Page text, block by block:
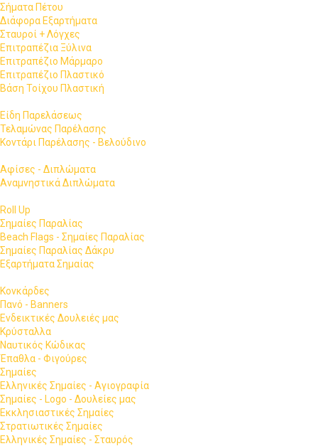
Σήματα Πέτου
Διάφορα Εξαρτήματα
Σταυροί + Λόγχες
Επιτραπέζια Ξύλινα
Επιτραπέζιο Μάρμαρο
Επιτραπέζιο Πλαστικό
Βάση Τοίχου Πλαστική
Είδη Παρελάσεως
Τελαμώνας Παρέλασης
Κοντάρι Παρέλασης - Βελούδινο
Αφίσες - Διπλώματα
Αναμνηστικά Διπλώματα
Roll Up
Σημαίες Παραλίας
Beach Flags - Σημαίες Παραλίας
Σημαίες Παραλίας Δάκρυ
Εξαρτήματα Σημαίας
Κονκάρδες
Πανό - Banners
Ενδεικτικές Δουλειές μας
Κρύσταλλα
Ναυτικός Κώδικας
Έπαθλα - Φιγούρες
Σημαίες
Ελληνικές Σημαίες - Αγιογραφία
Σημαίες - Logo - Δουλείες μας
Εκκλησιαστικές Σημαίες
Στρατιωτικές Σημαίες
Ελληνικές Σημαίες - Σταυρός